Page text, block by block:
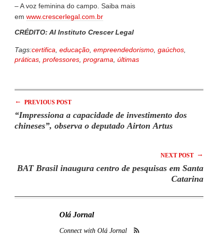
– A voz feminina do campo. Saiba mais
em www.crescerlegal.com.br
CRÉDITO: AI Instituto Crescer Legal
Tags:certifica, educação, empreendedorismo, gaúchos,
práticas, professores, programa, últimas
← PREVIOUS POST
“Impressiona a capacidade de investimento dos
chineses”, observa o deputado Airton Artus
NEXT POST →
BAT Brasil inaugura centro de pesquisas em Santa
Catarina
Olá Jornal
Connect with Olá Jornal